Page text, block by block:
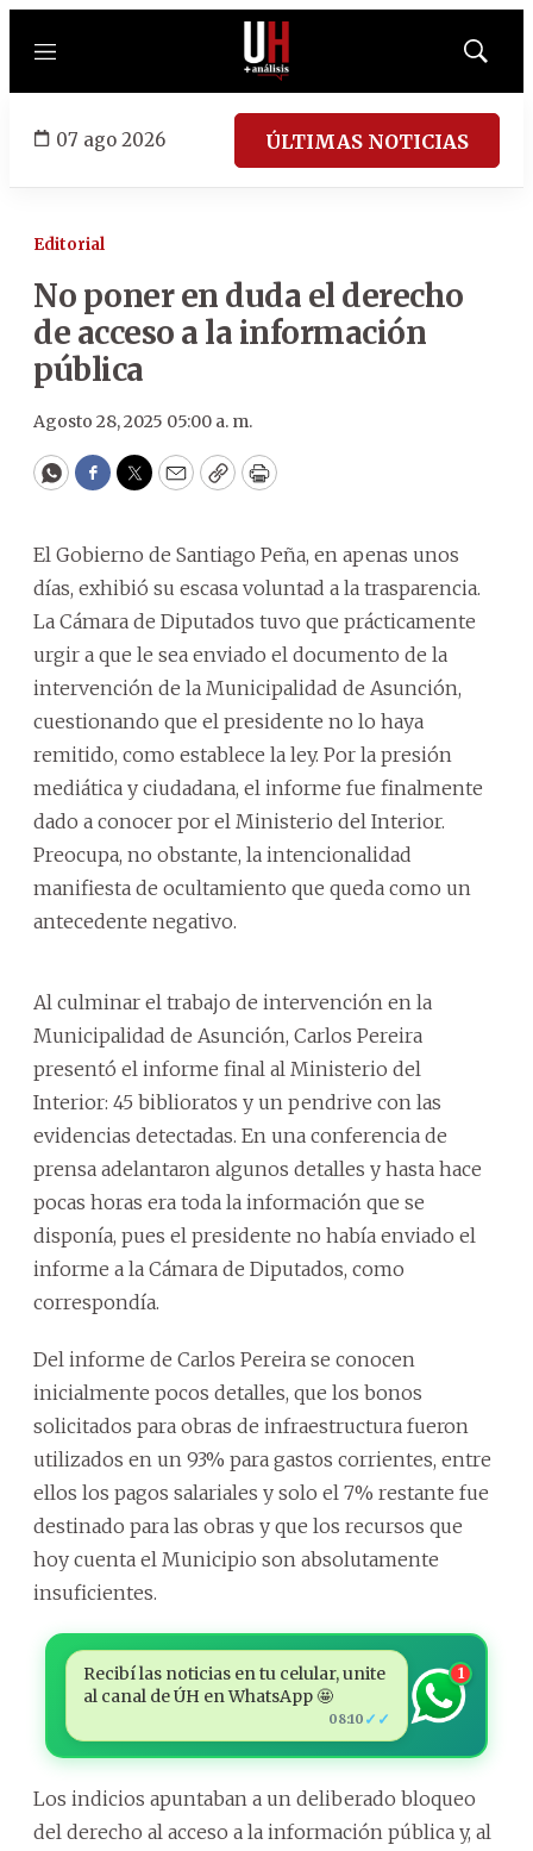
Menú
Mostrar
07 ago 2026 ÚLTIMAS NOTICIAS
Editorial
No poner en duda el derecho
de acceso a la información
pública
Agosto 28, 2025 05:00 a. m.
WhatsApp
Facebook
Twitter
EmailCopyPrint
El Gobierno de Santiago Peña, en apenas unos
días, exhibió su escasa voluntad a la trasparencia.
La Cámara de Diputados tuvo que prácticamente
urgir a que le sea enviado el documento de la
intervención de la Municipalidad de Asunción,
cuestionando que el presidente no lo haya
remitido, como establece la ley. Por la presión
mediática y ciudadana, el informe fue finalmente
dado a conocer por el Ministerio del Interior.
Preocupa, no obstante, la intencionalidad
manifiesta de ocultamiento que queda como un
antecedente negativo.
Al culminar el trabajo de intervención en la
Municipalidad de Asunción, Carlos Pereira
presentó el informe final al Ministerio del
Interior: 45 biblioratos y un pendrive con las
evidencias detectadas. En una conferencia de
prensa adelantaron algunos detalles y hasta hace
pocas horas era toda la información que se
disponía, pues el presidente no había enviado el
informe a la Cámara de Diputados, como
correspondía.
Del informe de Carlos Pereira se conocen
inicialmente pocos detalles, que los bonos
solicitados para obras de infraestructura fueron
utilizados en un 93% para gastos corrientes, entre
ellos los pagos salariales y solo el 7% restante fue
destinado para las obras y que los recursos que
hoy cuenta el Municipio son absolutamente
insuficientes.
Recibí las noticias en tu celular, unite
al canal de ÚH en WhatsApp 🤩
08:10 ✓✓
1
Los indicios apuntaban a un deliberado bloqueo
del derecho al acceso a la información pública y, al